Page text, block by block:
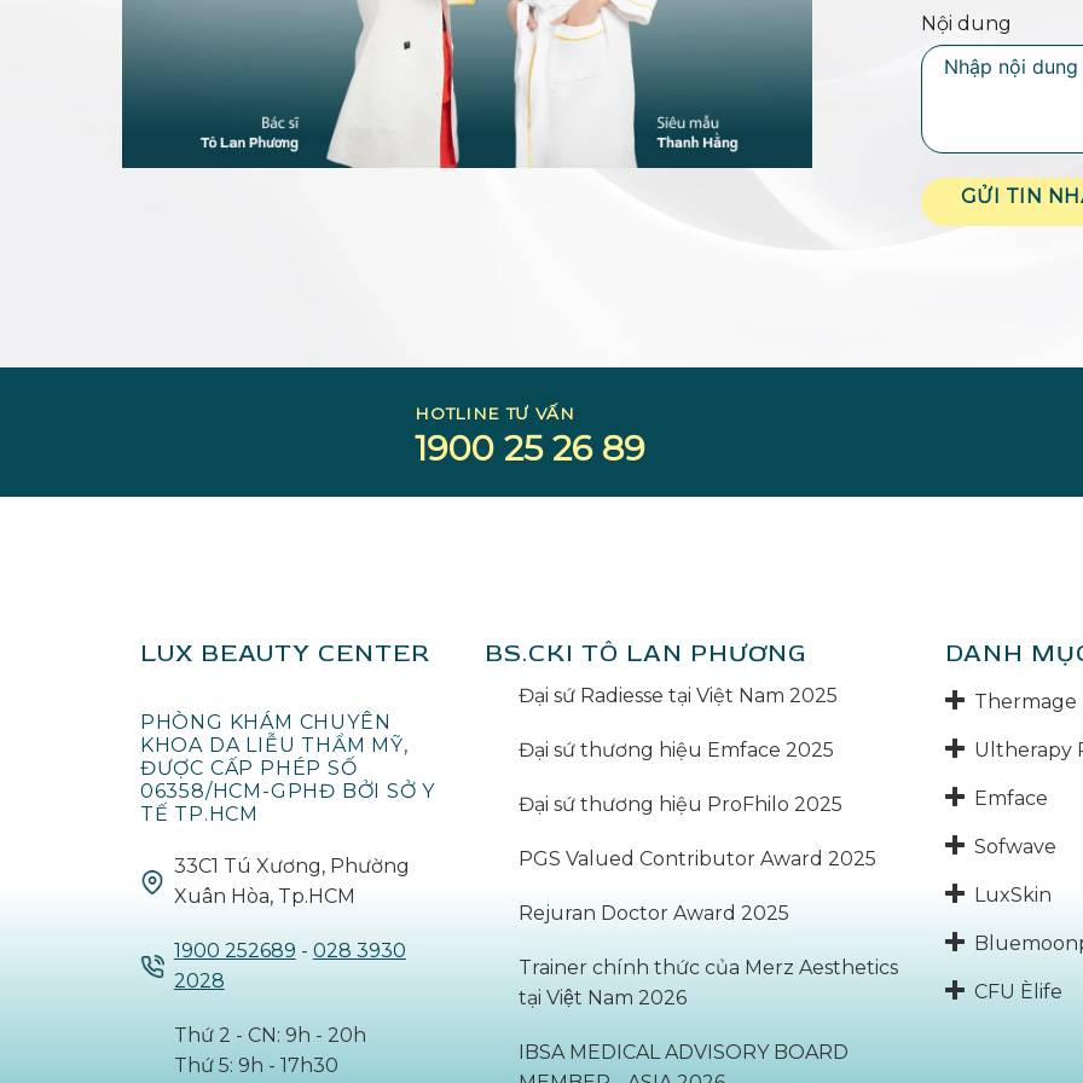
Nội dung
GỬI TIN
HOTLINE TƯ VẤN
1900 25 26 89
LUX BEAUTY CENTER
PHÒNG KHÁM CHUYÊN
KHOA DA LIỄU THẨM MỸ,
ĐƯỢC CẤP PHÉP SỐ
06358/HCM-GPHĐ BỞI SỞ Y
TẾ TP.HCM
33C1 Tú Xương, Phường
Xuân Hòa, Tp.HCM
1900 252689 - 028 3930
2028
Thứ 2 - CN: 9h - 20h
Thứ 5: 9h - 17h30
BS.CKI TÔ LAN PHƯƠNG
Đại sứ Radiesse tại Việt Nam 2025
Đại sứ thương hiệu Emface 2025
Đại sứ thương hiệu ProFhilo 2025
PGS Valued Contributor Award 2025
Rejuran Doctor Award 2025
Trainer chính thức của Merz Aesthetics
tại Việt Nam 2026
IBSA MEDICAL ADVISORY BOARD
DANH
Thermage
Ultherapy
Emface
Sofwave
LuxSkin
CFU Èlife